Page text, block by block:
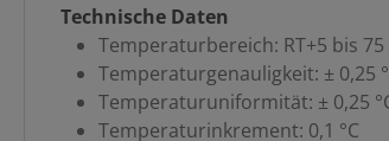
Technische Daten
Temperaturbereich: RT+5 bis 75
Temperaturgenauligkeit: ± 0,25
Temperaturuniformität: ± 0,25 °C
Temperaturinkrement: 0,1 °C